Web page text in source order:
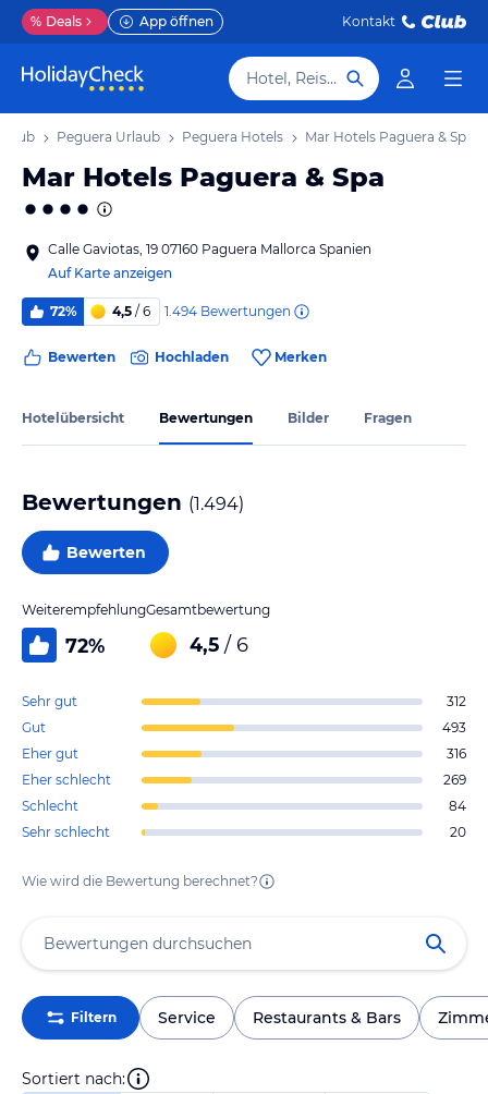
% Deals App öffnen Kontakt
Hotel, Reiseziel
Peguera Urlaub Peguera Hotels Mar Hotels Paguera & Spa
Mar Hotels Paguera & Spa
Calle Gaviotas, 19 07160 Paguera Mallorca Spanien
Auf Karte anzeigen
72% 4,5 / 6 1.494 Bewertungen
Bewerten Hochladen Merken
Hotelübersicht Bewertungen Bilder Fragen
Bewertungen (1.494)
Bewerten
Weiterempfehlung
72%
Gesamtbewertung
4,5 / 6
Sehr gut
312
Gut
493
Eher gut
316
Eher schlecht
269
Schlecht
84
Sehr schlecht
20
Wie wird die Bewertung berechnet?
Filtern Service Restaurants & Bars
Sortiert nach: